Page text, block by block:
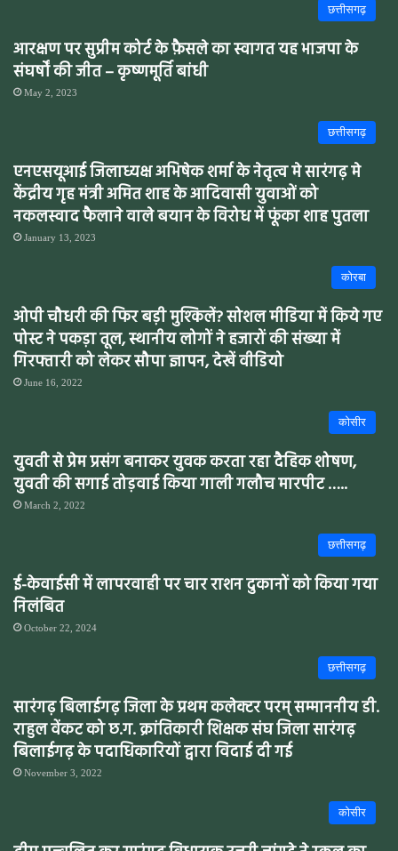
छत्तीसगढ़
आरक्षण पर सुप्रीम कोर्ट के फ़ैसले का स्वागत यह भाजपा के
संघर्षों की जीत – कृष्णमूर्ति बांधी
May 2, 2023
छत्तीसगढ़
एनएसयूआई जिलाध्यक्ष अभिषेक शर्मा के नेतृत्व मे सारंगढ़ मे
केंद्रीय गृह मंत्री अमित शाह के आदिवासी युवाओं को
नकलस्वाद फैलाने वाले बयान के विरोध में फूंका शाह पुतला
January 13, 2023
कोरबा
ओपी चौधरी की फिर बड़ी मुश्किलें? सोशल मीडिया में किये गए
पोस्ट ने पकड़ा तूल, स्थानीय लोगों ने हजारों की संख्या में
गिरफ्तारी को लेकर सौपा ज्ञापन, देखें वीडियो
June 16, 2022
कोसीर
युवती से प्रेम प्रसंग बनाकर युवक करता रहा दैहिक शोषण,
युवती की सगाई तोड़वाई किया गाली गलौच मारपीट …..
March 2, 2022
छत्तीसगढ़
ई-केवाईसी में लापरवाही पर चार राशन दुकानों को किया गया
निलंबित
October 22, 2024
छत्तीसगढ़
सारंगढ़ बिलाईगढ़ जिला के प्रथम कलेक्टर परम् सम्माननीय डी.
राहुल वेंकट को छ.ग. क्रांतिकारी शिक्षक संघ जिला सारंगढ़
बिलाईगढ़ के पदाधिकारियों द्वारा विदाई दी गई
November 3, 2022
कोसीर